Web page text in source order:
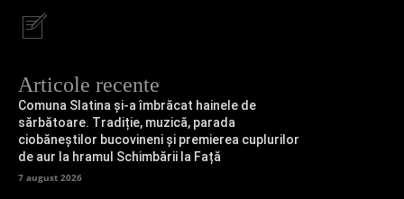
Articole recente
Comuna Slatina și-a îmbrăcat hainele de
sărbătoare. Tradiție, muzică, parada
ciobăneștilor bucovineni și premierea cuplurilor
de aur la hramul Schimbării la Față
7 august 2026